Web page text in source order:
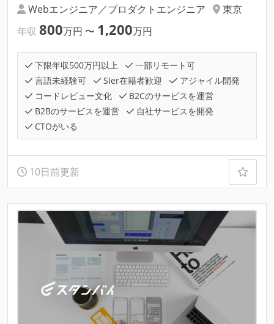
Webエンジニア／プロダクトエンジニア
東京
年収 800万円 〜 1,200万円
下限年収500万円以上
一部リモート可
言語未経験可
SIer在籍者歓迎
アジャイル開発
コードレビュー文化
B2Cのサービスを運営
B2Bのサービスを運営
自社サービスを開発
CTOがいる
10日前更新